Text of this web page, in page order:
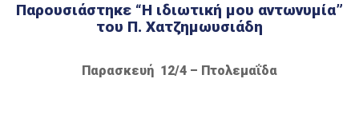
Παρουσιάστηκε “Η ιδιωτική μου αντωνυμία”
του Π. Χατζημωυσιάδη
Παρασκευή 12/4 – Πτολεμαΐδα